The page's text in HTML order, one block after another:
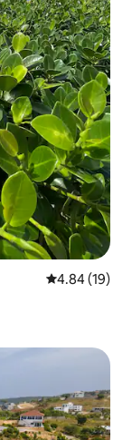
Calificación
4.84 (19)